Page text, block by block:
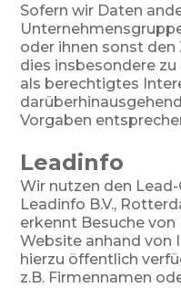
Sofern wir Daten
oder ihnen sonst
dies insbesondere
als berechtigtes
Vorgaben
Leadinfo
Wir nutzen den
Leadinfo B.V.,
erkennt Besuche
Website anhand von
hierzu öffentlich
z.B. Firmennamen